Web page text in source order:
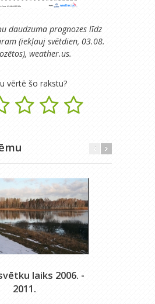
daudzuma prognozes līdz
(iekļauj svētdien, 03.08.
weather.us.
vērtē šo rakstu?
laiks 2006. -
2011.